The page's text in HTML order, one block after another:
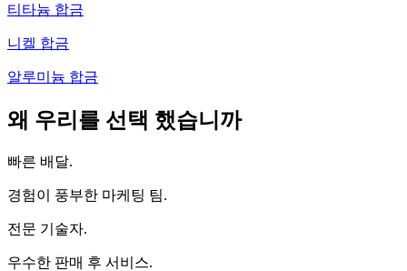
티타늄 합금
니켈 합금
알루미늄 합금
왜 우리를 선택 했습니까
빠른 배달.
경험이 풍부한 마케팅 팀.
전문 기술자.
우수한 판매 후 서비스.